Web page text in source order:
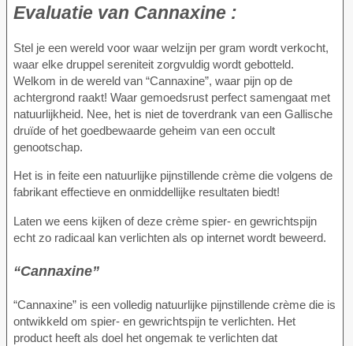
Evaluatie van Cannaxine :
Stel je een wereld voor waar welzijn per gram wordt verkocht,
waar elke druppel sereniteit zorgvuldig wordt gebotteld.
Welkom in de wereld van “Cannaxine”, waar pijn op de
achtergrond raakt! Waar gemoedsrust perfect samengaat met
natuurlijkheid. Nee, het is niet de toverdrank van een Gallische
druïde of het goedbewaarde geheim van een occult
genootschap.
Het is in feite een natuurlijke pijnstillende crème die volgens de
fabrikant effectieve en onmiddellijke resultaten biedt!
Laten we eens kijken of deze crème spier- en gewrichtspijn
echt zo radicaal kan verlichten als op internet wordt beweerd.
“Cannaxine”
“Cannaxine” is een volledig natuurlijke pijnstillende crème die is
ontwikkeld om spier- en gewrichtspijn te verlichten. Het
product heeft als doel het ongemak te verlichten dat